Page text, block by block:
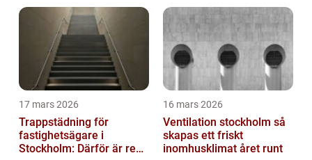
17 mars 2026
Trappstädning för
fastighetsägare i
Stockholm: Därför är rena
16 mars 2026
Ventilation stockholm så
skapas ett friskt
inomhusklimat året runt